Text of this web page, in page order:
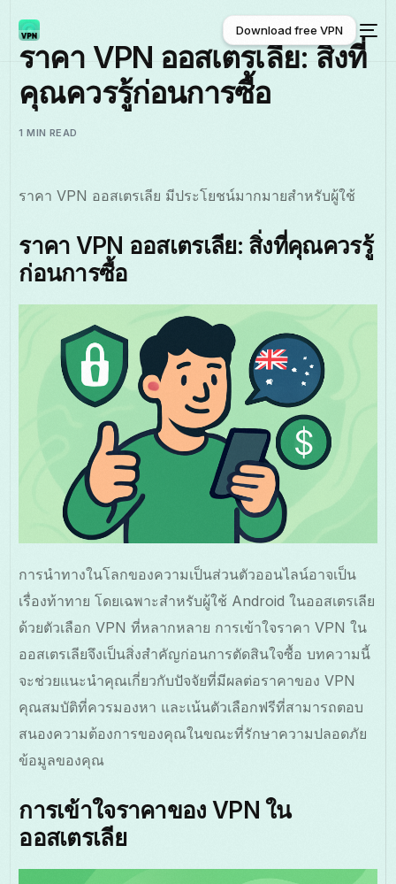
Download free VPN
Download free VPN
ราคา VPN ออสเตรเลีย: สิ่งที่
คุณควรรู้ก่อนการซื้อ
1 MIN READ
ราคา VPN ออสเตรเลีย มีประโยชน์มากมายสำหรับผู้ใช้
ราคา VPN ออสเตรเลีย: สิ่งที่คุณควรรู้
ก่อนการซื้อ
การนำทางในโลกของความเป็นส่วนตัวออนไลน์อาจเป็น
เรื่องท้าทาย โดยเฉพาะสำหรับผู้ใช้ Android ในออสเตรเลีย
ด้วยตัวเลือก VPN ที่หลากหลาย การเข้าใจราคา VPN ใน
ออสเตรเลียจึงเป็นสิ่งสำคัญก่อนการตัดสินใจซื้อ บทความนี้
จะช่วยแนะนำคุณเกี่ยวกับปัจจัยที่มีผลต่อราคาของ VPN
คุณสมบัติที่ควรมองหา และเน้นตัวเลือกฟรีที่สามารถตอบ
สนองความต้องการของคุณในขณะที่รักษาความปลอดภัย
ข้อมูลของคุณ
การเข้าใจราคาของ VPN ใน
ออสเตรเลีย